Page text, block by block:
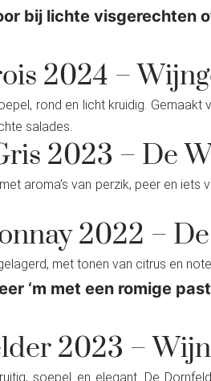
bij lichte visgerechten
2024 –
rond en licht kruidig.
salades.
2023 – De
aroma’s van perzik, peer en
2022 –
met tonen van citrus en
‘m met een romige
2023 –
soepel en elegant. De